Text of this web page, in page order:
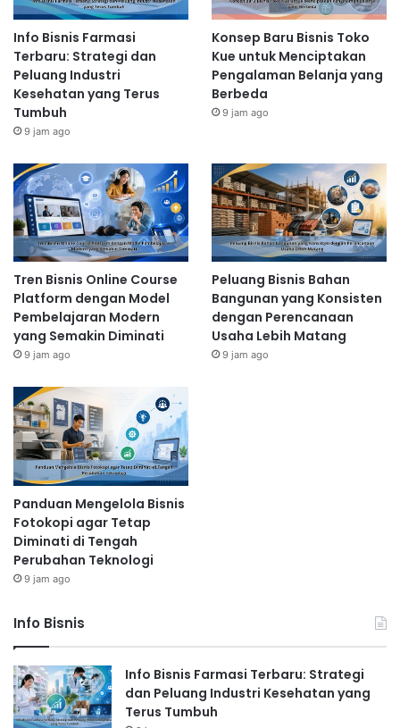
Info Bisnis Farmasi
Terbaru: Strategi dan
Peluang Industri
Kesehatan yang Terus
Tumbuh
9 jam ago
Konsep Baru Bisnis Toko
Kue untuk Menciptakan
Pengalaman Belanja yang
Berbeda
9 jam ago
Tren Bisnis Online Course
Platform dengan Model
Pembelajaran Modern
yang Semakin Diminati
9 jam ago
Peluang Bisnis Bahan
Bangunan yang Konsisten
dengan Perencanaan
Usaha Lebih Matang
9 jam ago
Panduan Mengelola Bisnis
Fotokopi agar Tetap
Diminati di Tengah
Perubahan Teknologi
9 jam ago
Info Bisnis
Info Bisnis Farmasi Terbaru: Strategi
dan Peluang Industri Kesehatan yang
Terus Tumbuh